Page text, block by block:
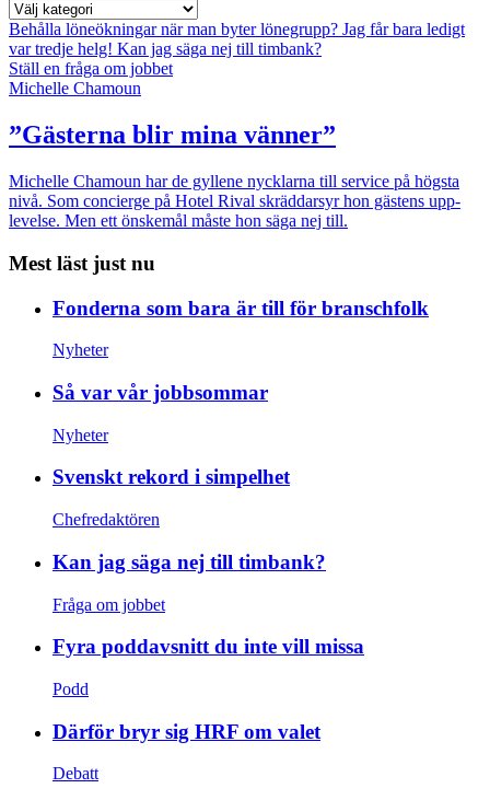
Behålla löneökningar när man byter lönegrupp? Jag får bara ledigt
var tredje helg! Kan jag säga nej till timbank?
Ställ en fråga om jobbet
Michelle Chamoun
”Gästerna blir mina vänner”
Michelle Chamoun har de gyllene nycklarna till service på högsta
nivå. Som concierge på Hotel Rival skräddarsyr hon gästens upp­
levelse. Men ett önskemål måste hon säga nej till.
Mest läst just nu
Fonderna som bara är till för branschfolk
Nyheter
Så var vår jobbsommar
Nyheter
Svenskt rekord i simpelhet
Chefredaktören
Kan jag säga nej till timbank?
Fråga om jobbet
Fyra poddavsnitt du inte vill missa
Podd
Därför bryr sig HRF om valet
Debatt